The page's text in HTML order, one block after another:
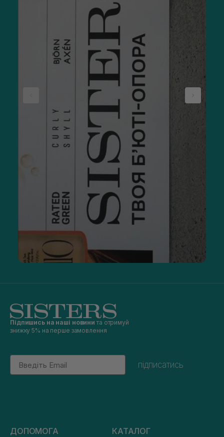
Підпишись на наші новини та отримуй
знижку 5% на перше замовлення
Email
підписатись
ДОПОМОГА КАТАЛОГ